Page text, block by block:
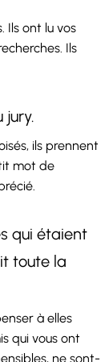
Ils ont lu vos
Ils
jury.
ils prennent
mot de
qui étaient
toute la
à elles
qui vous ont
ne sont-